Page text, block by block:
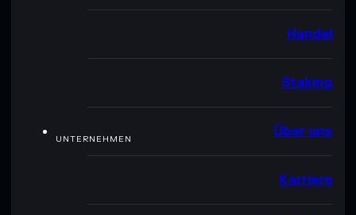
Handel
Staking
UNTERNEHMEN Über uns
Karriere